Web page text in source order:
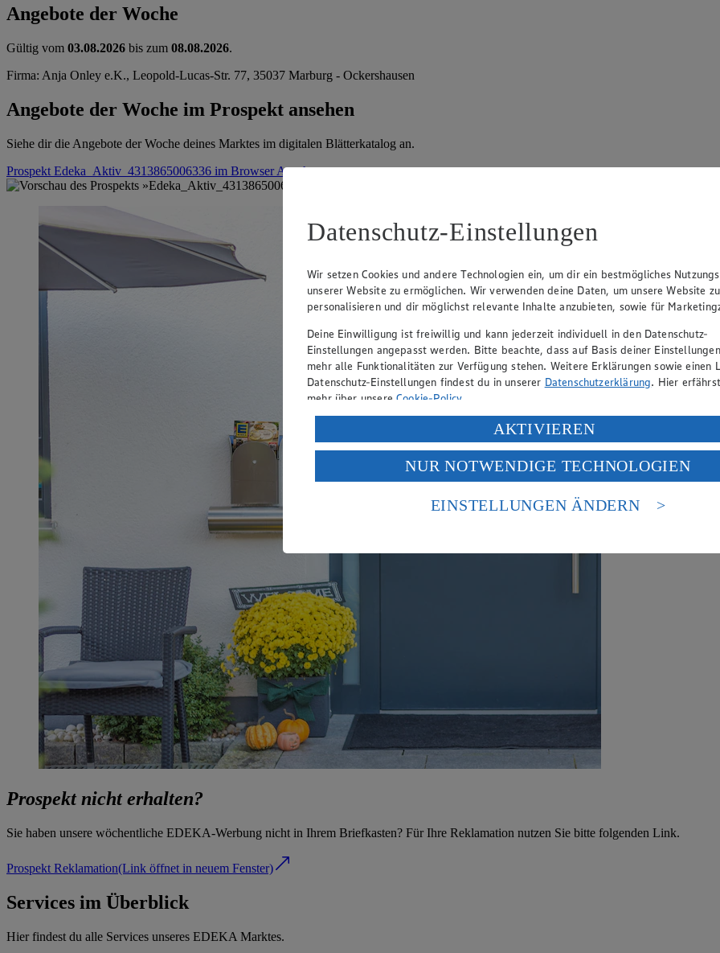
Angebote der Woche
Gültig vom 03.08.2026 bis zum 08.08.2026.
Firma: Anja Onley e.K., Leopold-Lucas-Str. 77, 35037 Marburg - Ockershausen
Angebote der Woche im Prospekt ansehen
Siehe dir die Angebote der Woche deines Marktes im digitalen Blätterkatalog an.
Prospekt Edeka_Aktiv_4313865006336 im BrowserAnsehen
Prospekt nicht erhalten?
Sie haben unsere wöchentliche EDEKA-Werbung nicht in Ihrem Briefkasten? Für Ihre Reklamation nutzen Sie bitte folgenden Link.
Prospekt Reklamation(Link öffnet in neuem Fenster)
Services im Überblick
Hier findest du alle Services unseres EDEKA Marktes.
Datenschutz-Einstellungen
Wir setzen Cookies und andere Technologien ein, um dir ein bestmögliches
unserer Website zu ermöglichen. Wir verwenden deine Daten, um unsere Website zu
personalisieren und dir möglichst relevante Inhalte anzubieten, sowie für
Deine Einwilligung ist freiwillig und kann jederzeit individuell in den Datenschutz-
Einstellungen angepasst werden. Bitte beachte, dass auf Basis deiner
mehr alle Funktionalitäten zur Verfügung stehen. Weitere Erklärungen sowie einen
Datenschutz-Einstellungen findest du in unserer Datenschutzerklärung. Hier
mehr über unsereCookie-Policy.
Verarbeitung deiner personenbezogenen Daten in den USA durch Facebook und
Wenn du auf „Aktivieren“ klickst, willigst du im Sinne des Art. 49 Abs. 1 Satz 1 lit.
ein, dass deine Daten in den USA verarbeitet werden. Der EuGH sieht die USA als
einem nach europäischen Standards nicht angemessenen Datenschutzniveau an. Es
Risiko eines Zugriffs durch US-amerikanische Behörden.
AKTIVIEREN
NUR NOTWENDIGE TECHNOLOGIEN
EINSTELLUNGEN ÄNDERN